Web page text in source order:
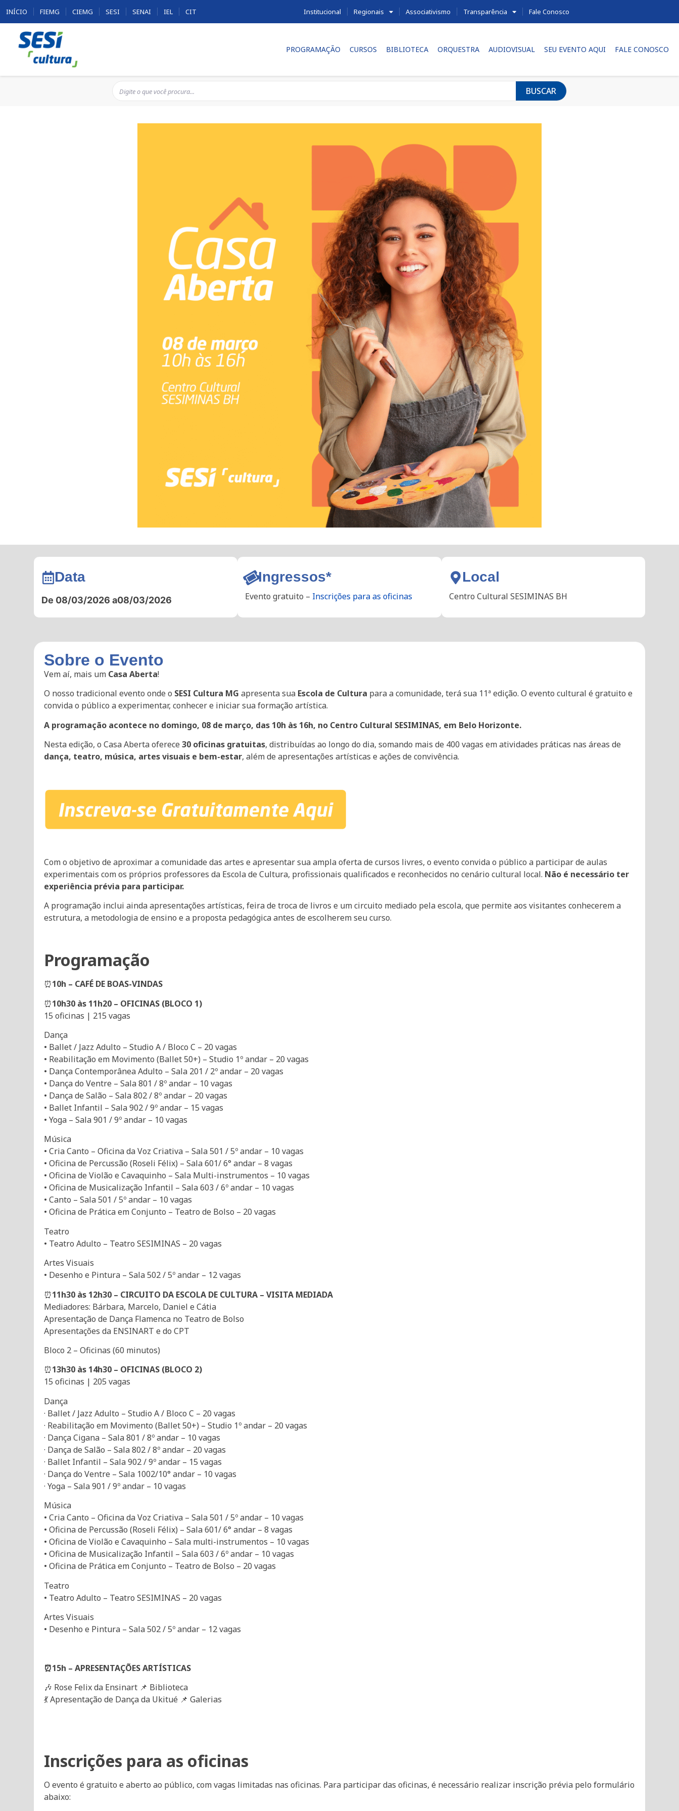
INÍCIO FIEMG CIEMG SESI SENAI IEL CIT Institucional Regionais Associativismo Transparência Fale Conosco
PROGRAMAÇÃO CURSOS BIBLIOTECA ORQUESTRA AUDIOVISUAL SEU EVENTO AQUI FALE CONOSCO
BUSCAR
Data
De 08/03/2026 a08/03/2026
Ingressos*
Evento gratuito – Inscrições para as oficinas
Local
Centro Cultural SESIMINAS BH
Sobre o Evento
Vem aí, mais um Casa Aberta!
O nosso tradicional evento onde o SESI Cultura MG apresenta sua Escola de Cultura para a comunidade, terá sua 11ª edição. O evento cultural é gratuito e
convida o público a experimentar, conhecer e iniciar sua formação artística.
A programação acontece no domingo, 08 de março, das 10h às 16h, no Centro Cultural SESIMINAS, em Belo Horizonte.
Nesta edição, o Casa Aberta oferece30 oficinas gratuitas, distribuídas ao longo do dia, somando mais de 400 vagas em atividades práticas nas áreas de
dança, teatro, música, artes visuais e bem-estar, além de apresentações artísticas e ações de convivência.
Com o objetivo de aproximar a comunidade das artes e apresentar sua ampla oferta de cursos livres, o evento convida o público a participar de aulas
experimentais com os próprios professores da Escola de Cultura, profissionais qualificados e reconhecidos no cenário cultural local. Não é necessário ter
experiência prévia para participar.
A programação inclui ainda apresentações artísticas, feira de troca de livros e um circuito mediado pela escola, que permite aos visitantes conhecerem a
estrutura, a metodologia de ensino e a proposta pedagógica antes de escolherem seu curso.
Programação
⏰10h – CAFÉ DE BOAS-VINDAS
⏰10h30 às 11h20 – OFICINAS (BLOCO 1)
15 oficinas | 215 vagas
Dança
• Ballet / Jazz Adulto – Studio A / Bloco C – 20 vagas
• Reabilitação em Movimento (Ballet 50+) – Studio 1º andar – 20 vagas
• Dança Contemporânea Adulto – Sala 201 / 2º andar – 20 vagas
• Dança do Ventre – Sala 801 / 8º andar – 10 vagas
• Dança de Salão – Sala 802 / 8º andar – 20 vagas
• Ballet Infantil – Sala 902 / 9º andar – 15 vagas
• Yoga – Sala 901 / 9º andar – 10 vagas
Música
• Cria Canto – Oficina da Voz Criativa – Sala 501 / 5º andar – 10 vagas
• Oficina de Percussão (Roseli Félix) – Sala 601/ 6° andar – 8 vagas
• Oficina de Violão e Cavaquinho – Sala Multi-instrumentos – 10 vagas
• Oficina de Musicalização Infantil – Sala 603 / 6º andar – 10 vagas
• Canto – Sala 501 / 5º andar – 10 vagas
• Oficina de Prática em Conjunto – Teatro de Bolso – 20 vagas
Teatro
• Teatro Adulto – Teatro SESIMINAS – 20 vagas
Artes Visuais
• Desenho e Pintura – Sala 502 / 5º andar – 12 vagas
⏰11h30 às 12h30 – CIRCUITO DA ESCOLA DE CULTURA – VISITA MEDIADA
Mediadores: Bárbara, Marcelo, Daniel e Cátia
Apresentação de Dança Flamenca no Teatro de Bolso
Apresentações da ENSINART e do CPT
Bloco 2 – Oficinas (60 minutos)
⏰13h30 às 14h30 – OFICINAS (BLOCO 2)
15 oficinas | 205 vagas
Dança
· Ballet / Jazz Adulto – Studio A / Bloco C – 20 vagas
· Reabilitação em Movimento (Ballet 50+) – Studio 1º andar – 20 vagas
· Dança Cigana – Sala 801 / 8º andar – 10 vagas
· Dança de Salão – Sala 802 / 8º andar – 20 vagas
· Ballet Infantil – Sala 902 / 9º andar – 15 vagas
· Dança do Ventre – Sala 1002/10° andar – 10 vagas
· Yoga – Sala 901 / 9º andar – 10 vagas
Música
• Cria Canto – Oficina da Voz Criativa – Sala 501 / 5º andar – 10 vagas
• Oficina de Percussão (Roseli Félix) – Sala 601/ 6° andar – 8 vagas
• Oficina de Violão e Cavaquinho – Sala multi-instrumentos – 10 vagas
• Oficina de Musicalização Infantil – Sala 603 / 6º andar – 10 vagas
• Oficina de Prática em Conjunto – Teatro de Bolso – 20 vagas
Teatro
• Teatro Adulto – Teatro SESIMINAS – 20 vagas
Artes Visuais
• Desenho e Pintura – Sala 502 / 5º andar – 12 vagas
⏰15h – APRESENTAÇÕES ARTÍSTICAS
🎶 Rose Felix da Ensinart 📌 Biblioteca
💃 Apresentação de Dança da Ukitué 📌 Galerias
Inscrições para as oficinas
O evento é gratuito e aberto ao público, com vagas limitadas nas oficinas. Para participar das oficinas, é necessário realizar inscrição prévia pelo formulário
abaixo: